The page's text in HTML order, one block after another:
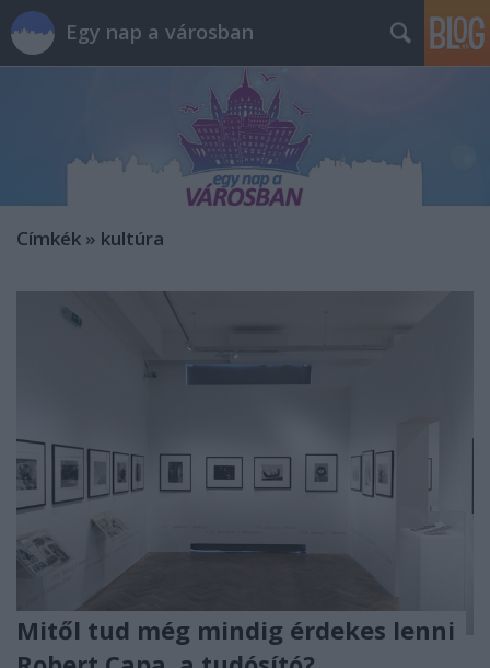
Egy nap a városban
Címkék » kultúra
Mitől tud még mindig érdekes lenni